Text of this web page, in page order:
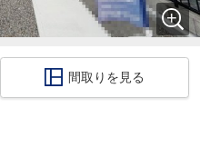
るの？毎月の返済はい
ローンは組めるの？
資金相談もお伺いいた
もさせて頂きます。
間取りを見る